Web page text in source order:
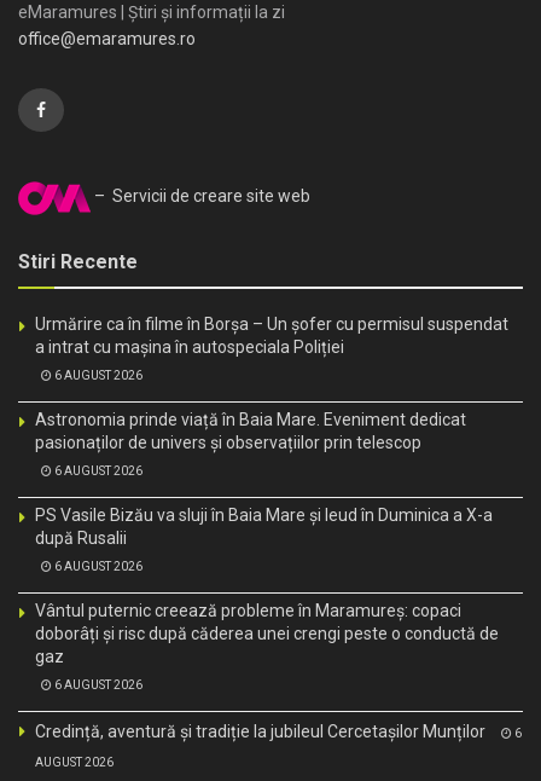
eMaramures | Știri și informații la zi
office@emaramures.ro
– Servicii de creare site web
Stiri Recente
Urmărire ca în filme în Borșa – Un șofer cu permisul suspendat
a intrat cu mașina în autospeciala Poliției
6 AUGUST 2026
Astronomia prinde viață în Baia Mare. Eveniment dedicat
pasionaților de univers și observațiilor prin telescop
6 AUGUST 2026
PS Vasile Bizău va sluji în Baia Mare și Ieud în Duminica a X-a
după Rusalii
6 AUGUST 2026
Vântul puternic creează probleme în Maramureș: copaci
doborâți și risc după căderea unei crengi peste o conductă de
gaz
6 AUGUST 2026
Credință, aventură și tradiție la jubileul Cercetașilor Munților 6
AUGUST 2026